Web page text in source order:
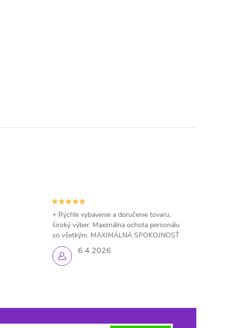
6.4.2026
+ Rýchle vybavenie a doručenie tovaru,
široký výber. Maximálna ochota personálu
so všetkým. MAXIMÁLNA SPOKOJNOSŤ